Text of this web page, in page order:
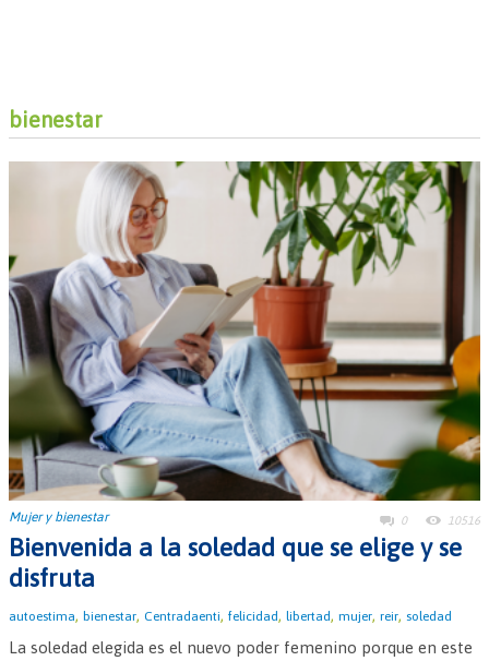
bienestar
Mujer y bienestar 0 10516
Bienvenida a la soledad que se elige y se
disfruta
autoestima, bienestar, Centradaenti, felicidad , libertad , mujer, reir, soledad
La soledad elegida es el nuevo poder femenino porque en este